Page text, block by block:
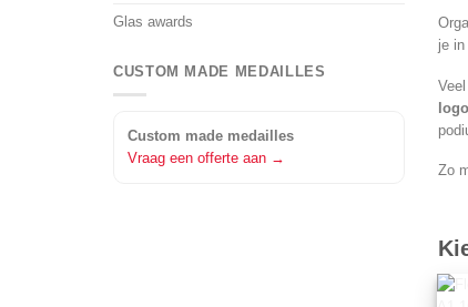
Glas awards
CUSTOM MADE MEDAILLES
Custom made medailles
Vraag een offerte aan →
je
logo
Zo